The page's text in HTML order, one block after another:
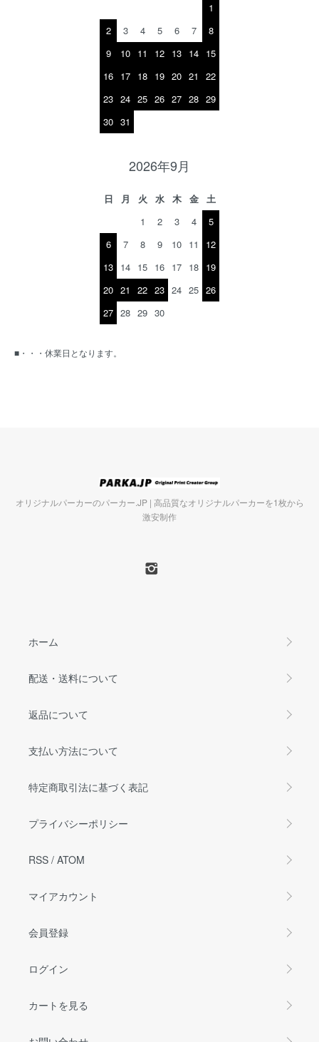
1
2
3 4 5 6 7
8
9
10 11 12 13 14 15
16 17 18 19 20 21
22
23 24 25 26 27 28 29
30 31
2026年9月
日 月 火 水 木 金
土
1
2 3 4
5
6
7 8 9 10 11
12
13 14 15 16 17 18 19
20 21 22 23 24 25 26
27 28 29 30
■・・・休業日となります。
オリジナルパーカーのパーカー.JP | 高品質なオリジナルパーカーを1枚から
激安制作
ホーム
配送・送料について
返品について
支払い方法について
特定商取引法に基づく表記
プライバシーポリシー
RSS / ATOM
マイアカウント
会員登録
ログイン
カートを見る